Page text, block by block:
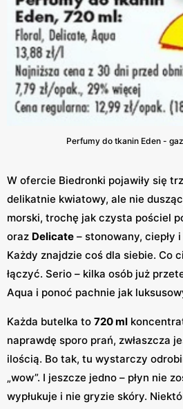
Perfumy do tkanin Eden -
W ofercie Biedronki pojawiły się
delikatnie kwiatowy, ale nie
morski, trochę jak czysta pościel
oraz Delicate – stonowany, ciepły
Każdy znajdzie coś dla siebie. Co
łączyć. Serio – kilka osób już
Aqua i ponoć pachnie jak
Każda butelka to 720 ml
naprawdę sporo prań, zwłaszcza
ilością. Bo tak, tu wystarczy
„wow”. I jeszcze jedno – płyn nie
wypłukuje i nie gryzie skóry.